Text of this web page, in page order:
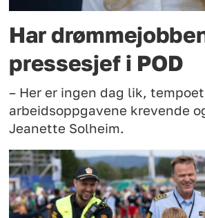
Har
pressesjef i POD
– Her er ingen dag lik,
arbeidsoppgavene krevende
Jeanette Solheim.